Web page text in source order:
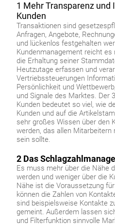
1 Mehr Transparenz
Kunden
Transaktionen sind
Anfragen, Angebote,
und lückenlos festgehalten
Kundenmanagement reicht
die Erhaltung seiner
Heutzutage erfassen und
Vertriebssteuerungen
Persönlichkeit und
und Signale des Marktes. Der
Kunden bedeutet so viel, wie
Kunden und auf die
sehr großes Wissen über den
werden, das allen
sein sollte.
2 Das
Es muss mehr über die Nähe
werden und weniger über die
Nähe ist die Voraussetzung
können die Zahlen von
sind beispielsweise Kontakte
gemeint. Außerdem lassen
und Filterfunktion sinnvolle